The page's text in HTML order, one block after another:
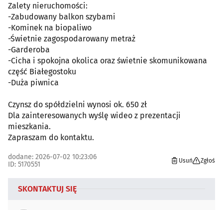
Zalety nieruchomości:
-Zabudowany balkon szybami
-Kominek na biopaliwo
-Świetnie zagospodarowany metraż
-Garderoba
-Cicha i spokojna okolica oraz świetnie skomunikowana
część Białegostoku
-Duża piwnica
Czynsz do spółdzielni wynosi ok. 650 zł
Dla zainteresowanych wyślę wideo z prezentacji
mieszkania.
Zapraszam do kontaktu.
dodane: 2026-07-02 10:23:06
ID: 5170551
Usuń Zgłoś
SKONTAKTUJ SIĘ